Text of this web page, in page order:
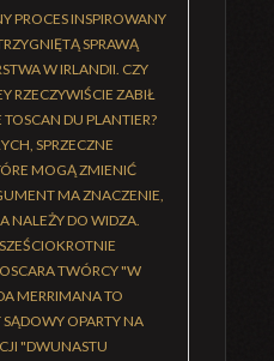
PROCES INSPIROWANY
SPRAWĄ
W IRLANDII. CZY
RZECZYWIŚCIE ZABIŁ
DU PLANTIER?
SPRZECZNE
MOGĄ ZMIENIĆ
MA ZNACZENIE,
NALEŻY DO WIDZA.
TWÓRCY "W
MERRIMANA TO
OPARTY NA
"DWUNASTU